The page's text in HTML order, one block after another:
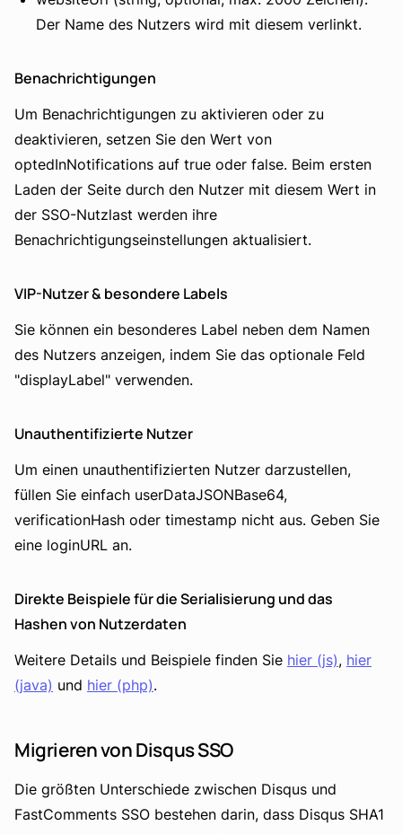
Der Name des Nutzers wird mit diesem verlinkt.
Benachrichtigungen
Um Benachrichtigungen zu aktivieren oder zu
deaktivieren, setzen Sie den Wert von
optedInNotifications auf true oder false. Beim ersten
Laden der Seite durch den Nutzer mit diesem Wert in
der SSO-Nutzlast werden ihre
Benachrichtigungseinstellungen aktualisiert.
VIP-Nutzer & besondere Labels
Sie können ein besonderes Label neben dem Namen
des Nutzers anzeigen, indem Sie das optionale Feld
"displayLabel" verwenden.
Unauthentifizierte Nutzer
Um einen unauthentifizierten Nutzer darzustellen,
füllen Sie einfach userDataJSONBase64,
verificationHash oder timestamp nicht aus. Geben Sie
eine loginURL an.
Direkte Beispiele für die Serialisierung und das
Hashen von Nutzerdaten
Weitere Details und Beispiele finden Sie hier (js), hier
(java) und hier (php).
Migrieren von Disqus SSO
Die größten Unterschiede zwischen Disqus und
FastComments SSO bestehen darin, dass Disqus SHA1